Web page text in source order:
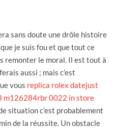
sans doute une drôle histoire
je suis fou et que tout ce
remonter le moral. Il est tout à
aussi ; mais c’est
vous replica rolex datejust
m126284rbr 0022 in store
situation c’est probablement
de la réussite. Un obstacle